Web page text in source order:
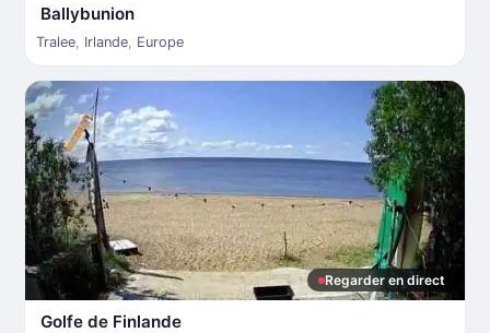
Ballybunion
Tralee, Irlande, Europe
Regarder en direct
Golfe de Finlande